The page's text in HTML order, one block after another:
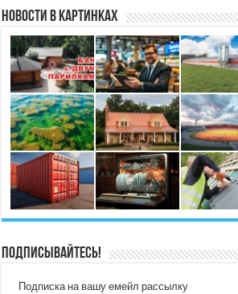
Новости в картинках
Подписывайтесь!
Подписка на вашу емейл рассылку